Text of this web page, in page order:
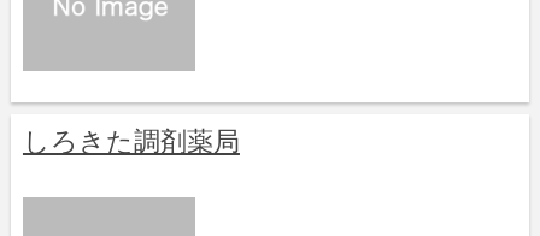
しろきた調剤薬局